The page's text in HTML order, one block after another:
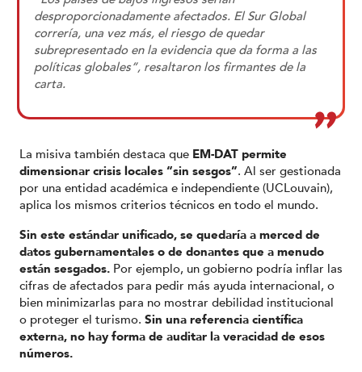
desproporcionadamente afectados. El Sur Global
correría, una vez más, el riesgo de quedar
subrepresentado en la evidencia que da forma a las
políticas globales”, resaltaron los firmantes de la
carta.
La misiva también destaca que EM-DAT permite
dimensionar crisis locales “sin sesgos”. Al ser gestionada
por una entidad académica e independiente (UCLouvain),
aplica los mismos criterios técnicos en todo el mundo.
Sin este estándar unificado, se quedaría a merced de
datos gubernamentales o de donantes que a menudo
están sesgados. Por ejemplo, un gobierno podría inflar las
cifras de afectados para pedir más ayuda internacional, o
bien minimizarlas para no mostrar debilidad institucional
o proteger el turismo. Sin una referencia científica
externa, no hay forma de auditar la veracidad de esos
números.